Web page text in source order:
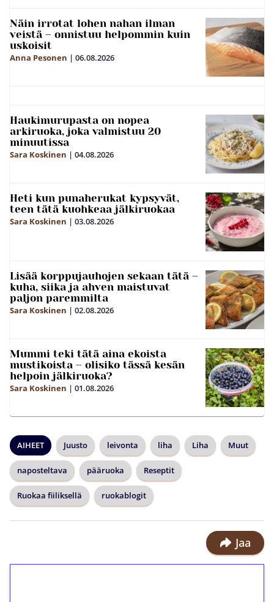
Näin irrotat lohen nahan ilman
veistä – onnistuu helpommin kuin
uskoisit
Anna Pesonen | 06.08.2026
Haukimurupasta on nopea
arkiruoka, joka valmistuu 20
minuutissa
Sara Koskinen | 04.08.2026
Heti kun punaherukat kypsyvät,
teen tätä kuohkeaa jälkiruokaa
Sara Koskinen | 03.08.2026
Lisää korppujauhojen sekaan tätä –
kuha, siika ja ahven maistuvat
paljon paremmilta
Sara Koskinen | 02.08.2026
Mummi teki tätä aina ekoista
mustikoista – olisiko tässä kesän
helpoin jälkiruoka?
Sara Koskinen | 01.08.2026
AIHEET Juusto leivonta liha Liha Muut
naposteltava pääruoka Reseptit
Ruokaa fiiliksellä ruokablogit
Jaa